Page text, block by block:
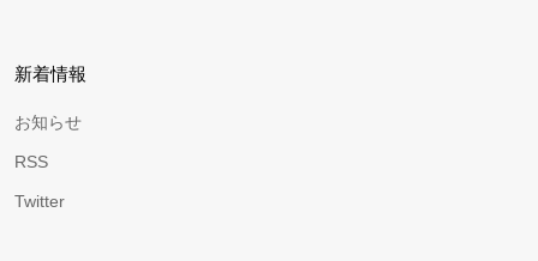
新着情報
お知らせ
RSS
Twitter